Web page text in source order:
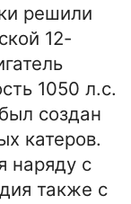
решили
12-
1050 л.с.
создан
катеров.
наряду с
также с